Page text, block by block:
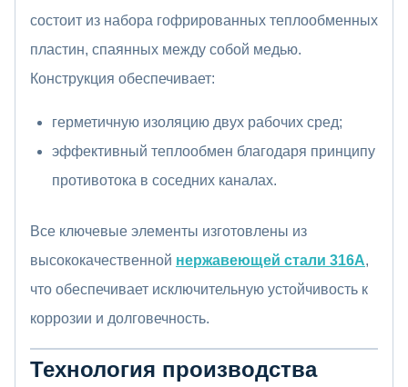
состоит из набора гофрированных теплообменных
пластин, спаянных между собой медью.
Конструкция обеспечивает:
герметичную изоляцию двух рабочих сред;
эффективный теплообмен благодаря принципу
противотока в соседних каналах.
Все ключевые элементы изготовлены из
высококачественной нержавеющей стали 316А,
что обеспечивает исключительную устойчивость к
коррозии и долговечность.
Технология производства